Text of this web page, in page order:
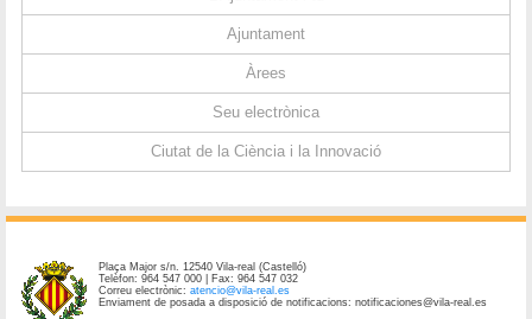
Ajuntament
Àrees
Seu electrònica
Ciutat de la Ciència i la Innovació
Plaça Major s/n. 12540 Vila-real (Castelló)
Telèfon: 964 547 000 | Fax: 964 547 032
Correu electrònic:atencio@vila-real.es
Enviament de posada a disposició de notificacions: notificaciones@vila-real.es